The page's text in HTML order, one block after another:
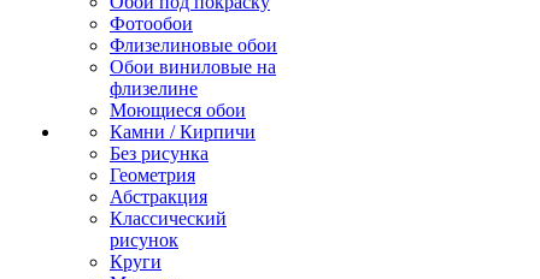
Фотообои
Флизелиновые обои
Обои виниловые на
флизелине
Моющиеся обои
Камни / Кирпичи
Без рисунка
Геометрия
Абстракция
Классический
рисунок
Круги